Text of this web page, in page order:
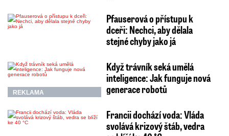
Pfauserová o přístupu k
dceři: Nechci, aby dělala
stejné chyby jako já
REKLAMA
Když trávník seká umělá
inteligence: Jak funguje nová
generace robotů
Francii dochází voda: Vláda
svolává krizový štáb, vedra